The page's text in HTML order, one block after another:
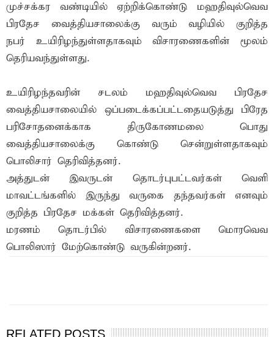
முச்சக்கர வண்டியில் ஏற்றிக்கொண்டு மஹதிவுல்வெவ
பிரதேச வைத்தியசாலைக்கு வரும் வழியில் குறித்த
நபர் உயிரிழந்துள்ளதாகவும் விசாரணைகளின் மூலம்
தெரியவந்துள்ளது.
உயிரிழந்தவரின் சடலம் மஹதிவுல்வெவ பிரதேச
வைத்தியசாலையில் ஒப்படைக்கப்பட்டதையடுத்து பிரேத
பரிசோதனைக்காக திருகோணமலை பொது
வைத்தியசாலைக்கு கொண்டு சென்றுள்ளதாகவும்
பொலிசார் தெரிவித்தனர்.
அத்துடன் இவருடன் தொடர்புபட்டவர்கள் வெளி
மாவட்டங்களில் இருந்து வருகை தந்தவர்கள் எனவும்
குறித்த பிரதேச மக்கள் தெரிவித்தனர்.
மரணம் தொடர்பில் விசாரணைகளை மொரவெவ
பொலிஸார் மேற்கொண்டு வருகின்றனர்.
RELATED POSTS